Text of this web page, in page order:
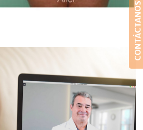
CONTÁCTANOS